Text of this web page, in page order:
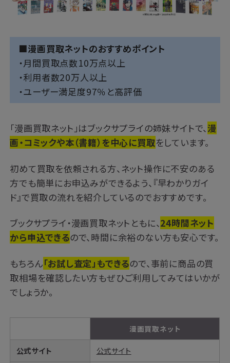
■漫画買取ネットのおすすめポイント
・月間買取点数10万点以上
・利用者数20万人以上
・ユーザー満足度97％と高評価
「漫画買取ネット」はブックサプライの姉妹サイトで、 漫
画・コミックや本（書籍）を中心に買取をしています。
初めて買取を依頼される方、ネット操作に不安のある
方でも簡単にお申込みができるよう、『早わかりガイ
ド』で買取の流れを紹介しているのでおすすめです。
ブックサプライ・漫画買取ネットともに、24時間ネット
から申込できるので、時間に余裕のない方も安心です。
もちろん「お試し査定」もできるので、事前に商品の買
取相場を確認したい方もぜひご利用してみてはいかが
でしょうか。
漫画買取ネット
公式サイト 公式サイト